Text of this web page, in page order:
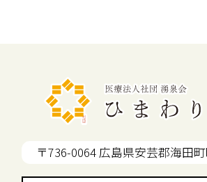
〒736-0064 広島県安芸郡海田